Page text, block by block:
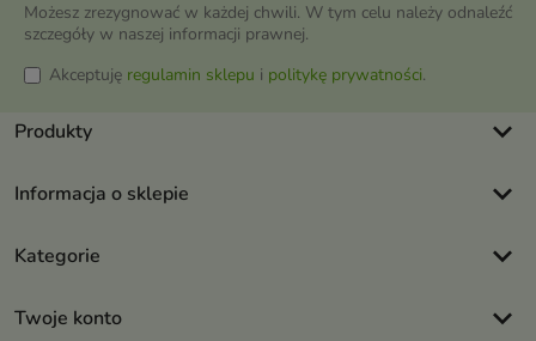
Możesz zrezygnować w każdej chwili. W tym celu należy odnaleźć
szczegóły w naszej informacji prawnej.
Akceptuję regulamin sklepu i politykę prywatności.
Produkty keyboard_arrow_down
Informacja o sklepie keyboard_arrow_down
Kategorie keyboard_arrow_down
Twoje konto keyboard_arrow_down